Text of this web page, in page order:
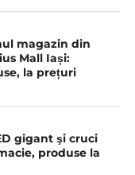
magazin din
Mall Iași:
la prețuri
gigant şi cruci
produse la